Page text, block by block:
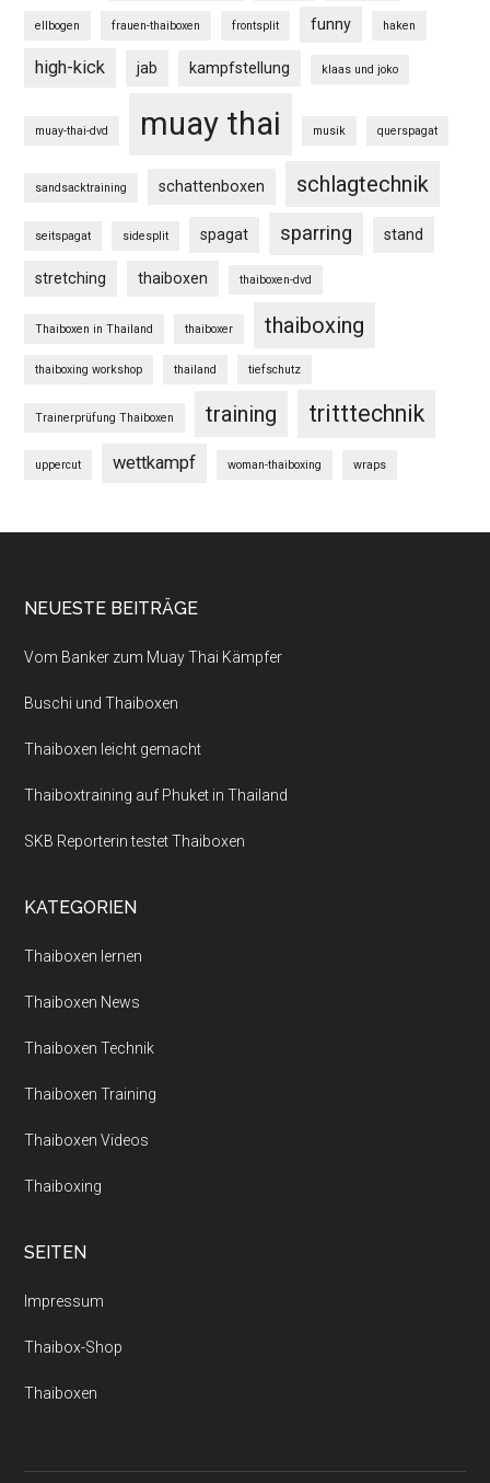
ellbogen frauen-thaiboxen frontsplit funny haken
high-kick jab kampfstellung klaas und joko
muay-thai-dvd muay thai musik querspagat
sandsacktraining schattenboxen schlagtechnik
seitspagat sidesplit spagat sparring stand
stretching thaiboxen thaiboxen-dvd
Thaiboxen in Thailand thaiboxer thaiboxing
thaiboxing workshop thailand tiefschutz
Trainerprüfung Thaiboxen training tritttechnik
uppercut wettkampf woman-thaiboxing wraps
NEUESTE BEITRÄGE
Vom Banker zum Muay Thai Kämpfer
Buschi und Thaiboxen
Thaiboxen leicht gemacht
Thaiboxtraining auf Phuket in Thailand
SKB Reporterin testet Thaiboxen
KATEGORIEN
Thaiboxen lernen
Thaiboxen News
Thaiboxen Technik
Thaiboxen Training
Thaiboxen Videos
Thaiboxing
SEITEN
Impressum
Thaibox-Shop
Thaiboxen